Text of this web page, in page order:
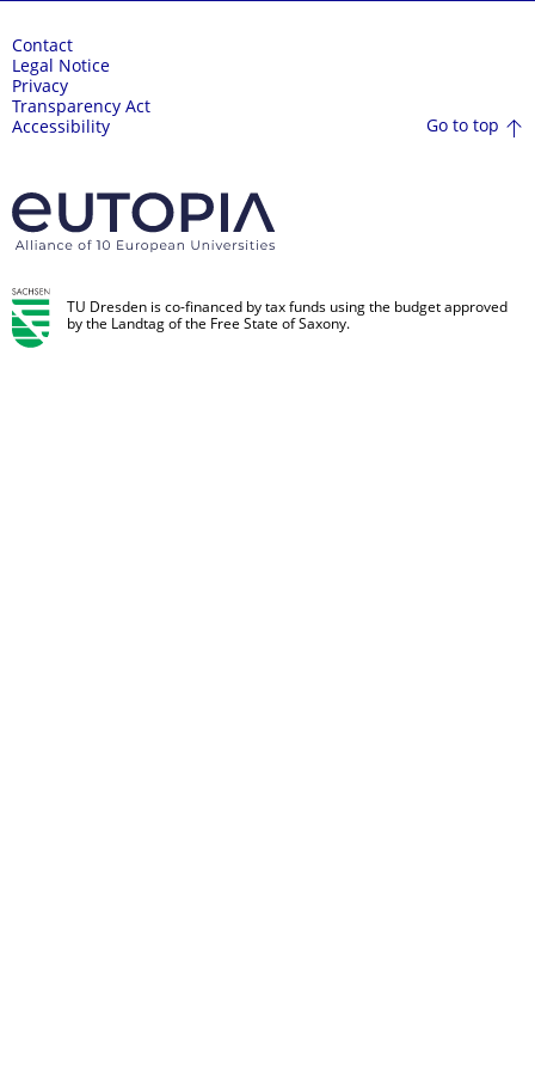
Contact
Legal Notice
Privacy
Transparency Act
Accessibility
Go to top
TU Dresden is co-financed by tax funds using the budget approved
by the Landtag of the Free State of Saxony.